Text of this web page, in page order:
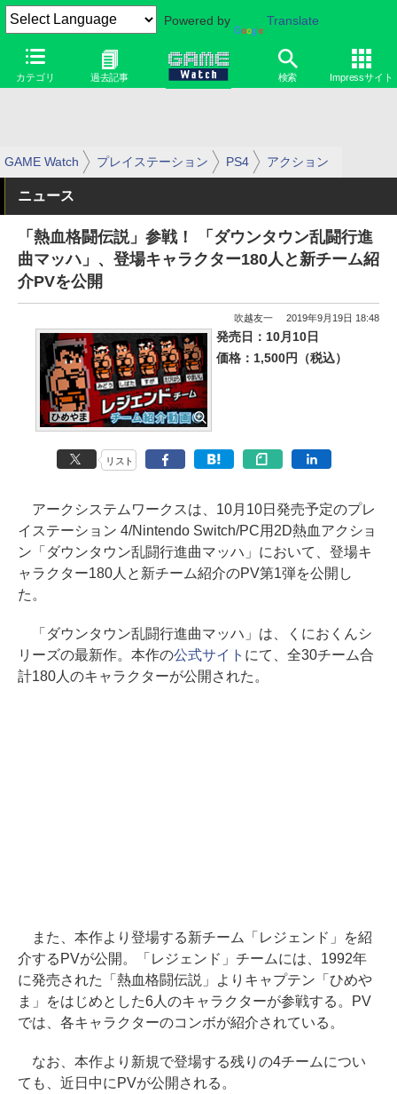
Powered by Translate
カテゴリ 過去記事 検索 Impressサイト
GAME Watch プレイステーション PS4 アクション
ニュース
「熱血格闘伝説」参戦！ 「ダウンタウン乱闘行進
曲マッハ」、登場キャラクター180人と新チーム紹
介PVを公開
吹越友一 2019年9月19日 18:48
発売日：10月10日
価格：1,500円（税込）
リスト
アークシステムワークスは、10月10日発売予定のプレ
イステーション 4/Nintendo Switch/PC用2D熱血アクショ
ン「ダウンタウン乱闘行進曲マッハ」において、登場キ
ャラクター180人と新チーム紹介のPV第1弾を公開し
た。
「ダウンタウン乱闘行進曲マッハ」は、くにおくんシ
リーズの最新作。本作の公式サイト にて、全30チーム合
計180人のキャラクターが公開された。
また、本作より登場する新チーム「レジェンド」を紹
介するPVが公開。「レジェンド」チームには、1992年
に発売された「熱血格闘伝説」よりキャプテン「ひめや
ま」をはじめとした6人のキャラクターが参戦する。PV
では、各キャラクターのコンボが紹介されている。
なお、本作より新規で登場する残りの4チームについ
ても、近日中にPVが公開される。